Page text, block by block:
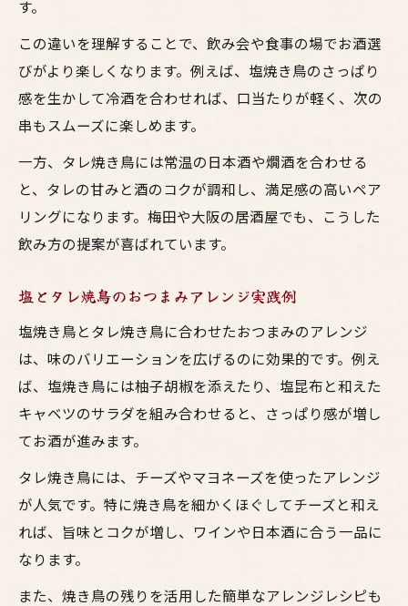
す。
この違いを理解することで、飲み会や食事の場でお酒選
びがより楽しくなります。例えば、塩焼き鳥のさっぱり
感を生かして冷酒を合わせれば、口当たりが軽く、次の
串もスムーズに楽しめます。
一方、タレ焼き鳥には常温の日本酒や燗酒を合わせる
と、タレの甘みと酒のコクが調和し、満足感の高いペア
リングになります。梅田や大阪の居酒屋でも、こうした
飲み方の提案が喜ばれています。
塩とタレ焼鳥のおつまみアレンジ実践例
塩焼き鳥とタレ焼き鳥に合わせたおつまみのアレンジ
は、味のバリエーションを広げるのに効果的です。例え
ば、塩焼き鳥には柚子胡椒を添えたり、塩昆布と和えた
キャベツのサラダを組み合わせると、さっぱり感が増し
てお酒が進みます。
タレ焼き鳥には、チーズやマヨネーズを使ったアレンジ
が人気です。特に焼き鳥を細かくほぐしてチーズと和え
れば、旨味とコクが増し、ワインや日本酒に合う一品に
なります。
また、焼き鳥の残りを活用した簡単なアレンジレシピも